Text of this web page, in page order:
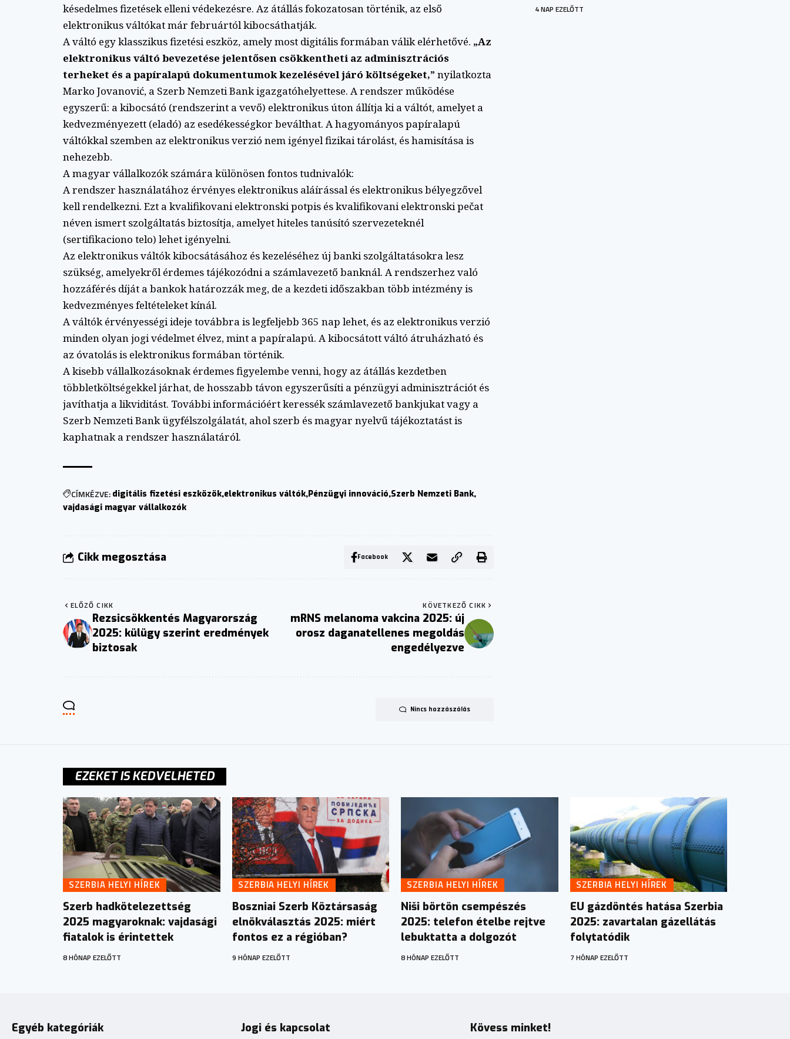
késedelmes fizetések elleni védekezésre. Az átállás fokozatosan történik, az első
elektronikus váltókat már februártól kibocsáthatják.
A váltó egy klasszikus fizetési eszköz, amely most digitális formában válik elérhetővé. „Az
elektronikus váltó bevezetése jelentősen csökkentheti az adminisztrációs
terheket és a papíralapú dokumentumok kezelésével járó költségeket,” nyilatkozta
Marko Jovanović, a Szerb Nemzeti Bank igazgatóhelyettese. A rendszer működése
egyszerű: a kibocsátó (rendszerint a vevő) elektronikus úton állítja ki a váltót, amelyet a
kedvezményezett (eladó) az esedékességkor beválthat. A hagyományos papíralapú
váltókkal szemben az elektronikus verzió nem igényel fizikai tárolást, és hamisítása is
nehezebb.
A magyar vállalkozók számára különösen fontos tudnivalók:
A rendszer használatához érvényes elektronikus aláírással és elektronikus bélyegzővel
kell rendelkezni. Ezt a kvalifikovani elektronski potpis és kvalifikovani elektronski pečat
néven ismert szolgáltatás biztosítja, amelyet hiteles tanúsító szervezeteknél
(sertifikaciono telo) lehet igényelni.
Az elektronikus váltók kibocsátásához és kezeléséhez új banki szolgáltatásokra lesz
szükség, amelyekről érdemes tájékozódni a számlavezető banknál. A rendszerhez való
hozzáférés díját a bankok határozzák meg, de a kezdeti időszakban több intézmény is
kedvezményes feltételeket kínál.
A váltók érvényességi ideje továbbra is legfeljebb 365 nap lehet, és az elektronikus verzió
minden olyan jogi védelmet élvez, mint a papíralapú. A kibocsátott váltó átruházható és
az óvatolás is elektronikus formában történik.
A kisebb vállalkozásoknak érdemes figyelembe venni, hogy az átállás kezdetben
többletköltségekkel járhat, de hosszabb távon egyszerűsíti a pénzügyi adminisztrációt és
javíthatja a likviditást. További információért keressék számlavezető bankjukat vagy a
Szerb Nemzeti Bank ügyfélszolgálatát, ahol szerb és magyar nyelvű tájékoztatást is
kaphatnak a rendszer használatáról.
CÍMKÉZVE: digitális fizetési eszközök elektronikus váltók Pénzügyi innováció Szerb Nemzeti Bank
vajdasági magyar vállalkozók
Cikk megosztása Facebook
ELŐZŐ CIKK
Rezsicsökkentés Magyarország
2025: külügy szerint eredmények
biztosak
KÖVETKEZŐ CIKK
mRNS melanoma vakcina 2025: új
orosz daganatellenes megoldás
engedélyezve
Nincs hozzászólás
4 NAP EZELŐTT
EZEKET IS KEDVELHETED
SZERBIA HELYI HÍREK
Szerb hadkötelezettség
2025 magyaroknak: vajdasági
fiatalok is érintettek
8 HÓNAP EZELŐTT
SZERBIA HELYI HÍREK
Boszniai Szerb Köztársaság
elnökválasztás 2025: miért
fontos ez a régióban?
9 HÓNAP EZELŐTT
SZERBIA HELYI HÍREK
Niši börtön csempészés
2025: telefon ételbe rejtve
lebuktatta a dolgozót
8 HÓNAP EZELŐTT
SZERBIA HELYI HÍREK
EU gázdöntés hatása Szerbia
2025: zavartalan gázellátás
folytatódik
7 HÓNAP EZELŐTT
Egyéb kategóriák Jogi és kapcsolat Kövess minket!